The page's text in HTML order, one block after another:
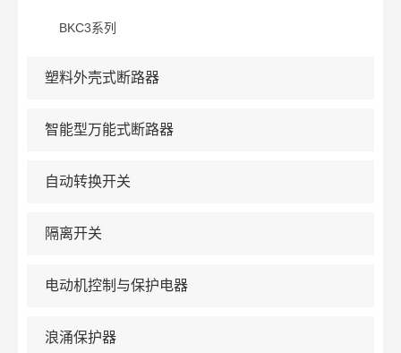
BKC3系列
塑料外壳式断路器
智能型万能式断路器
自动转换开关
隔离开关
电动机控制与保护电器
浪涌保护器